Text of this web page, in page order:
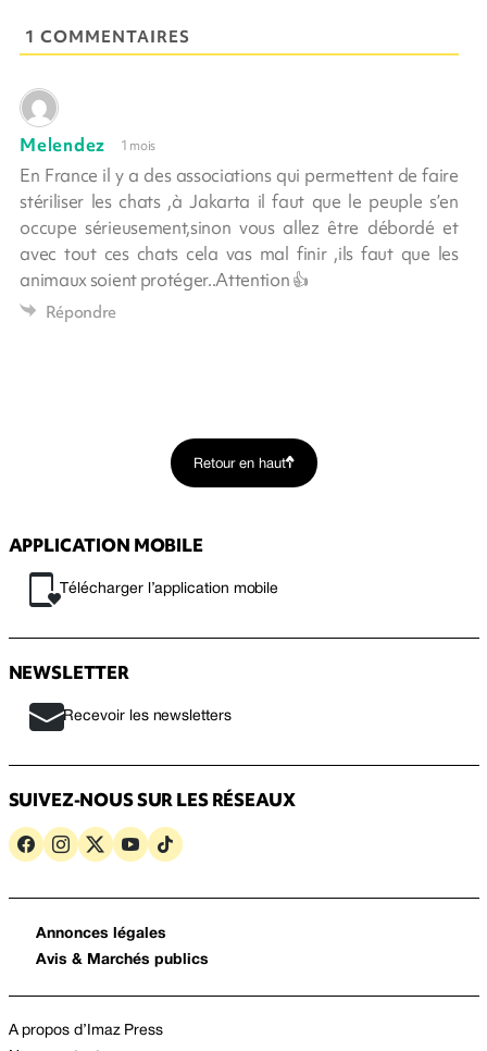
1 COMMENTAIRES
Melendez 1 mois
En France il y a des associations qui permettent de faire
stériliser les chats ,à Jakarta il faut que le peuple s’en
occupe sérieusement,sinon vous allez être débordé et
avec tout ces chats cela vas mal finir ,ils faut que les
animaux soient protéger..Attention 👍
Répondre
Retour en haut
APPLICATION MOBILE
Télécharger l’application mobile
NEWSLETTER
Recevoir les newsletters
SUIVEZ-NOUS SUR LES RÉSEAUX
Annonces légales
Avis & Marchés publics
A propos d’Imaz Press